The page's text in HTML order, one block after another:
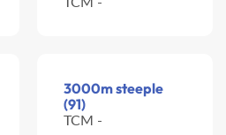
3000m steeple
(91)
TCM -